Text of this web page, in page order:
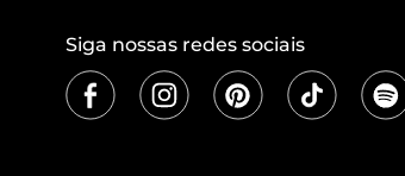
Siga nossas redes sociais